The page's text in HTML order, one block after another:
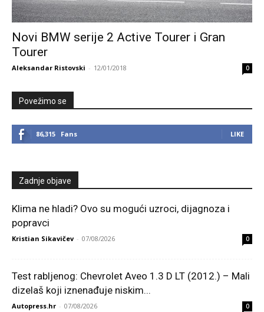
Novi BMW serije 2 Active Tourer i Gran
Tourer
Aleksandar Ristovski - 12/01/2018 0
Povežimo se
86,315 Fans LIKE
Zadnje objave
Klima ne hladi? Ovo su mogući uzroci, dijagnoza i
popravci
Kristian Sikavičev - 07/08/2026 0
Test rabljenog: Chevrolet Aveo 1.3 D LT (2012.) – Mali
dizelaš koji iznenađuje niskim...
Autopress.hr - 07/08/2026 0